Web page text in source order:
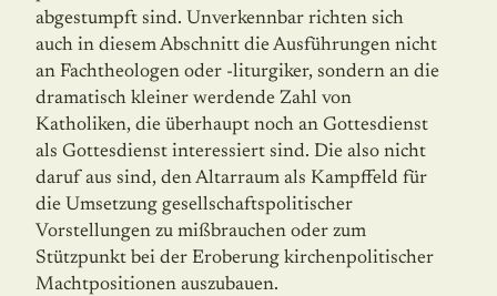
abgestumpft sind. Unverkennbar richten sich
auch in diesem Abschnitt die Ausführungen nicht
an Fachtheologen oder -liturgiker, sondern an die
dramatisch kleiner werdende Zahl von
Katholiken, die überhaupt noch an Gottesdienst
als Gottesdienst interessiert sind. Die also nicht
daruf aus sind, den Altar­raum als Kampffeld für
die Umsetzung gesellschaftspolitischer
Vorstellungen zu miß­brauchen oder zum
Stützpunkt bei der Eroberung kirchenpolitischer
Machtpositionen auszubauen.